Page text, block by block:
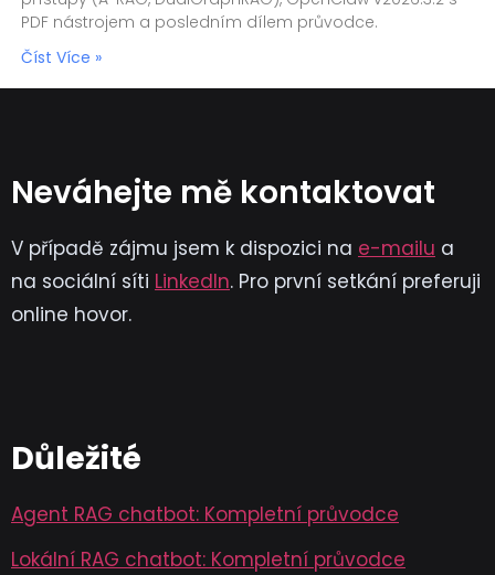
PDF nástrojem a posledním dílem průvodce.
Číst Více »
Neváhejte mě kontaktovat
V případě zájmu jsem k dispozici na e-mailu a
na sociální síti LinkedIn. Pro první setkání preferuji
online hovor.
Důležité
Agent RAG chatbot: Kompletní průvodce
Lokální RAG chatbot: Kompletní průvodce